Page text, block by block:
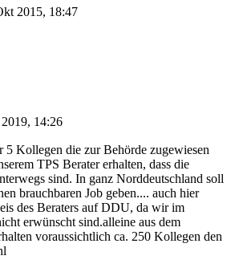
2015, 18:47
14:26
5 Kollegen die zur Behörde zugewiesen
TPS Berater erhalten, dass die
sind. In ganz Norddeutschland soll
brauchbaren Job geben.... auch hier
des Beraters auf DDU, da wir im
erwünscht sind.alleine aus dem
voraussichtlich ca. 250 Kollegen den